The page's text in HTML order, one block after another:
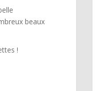
beaux
!